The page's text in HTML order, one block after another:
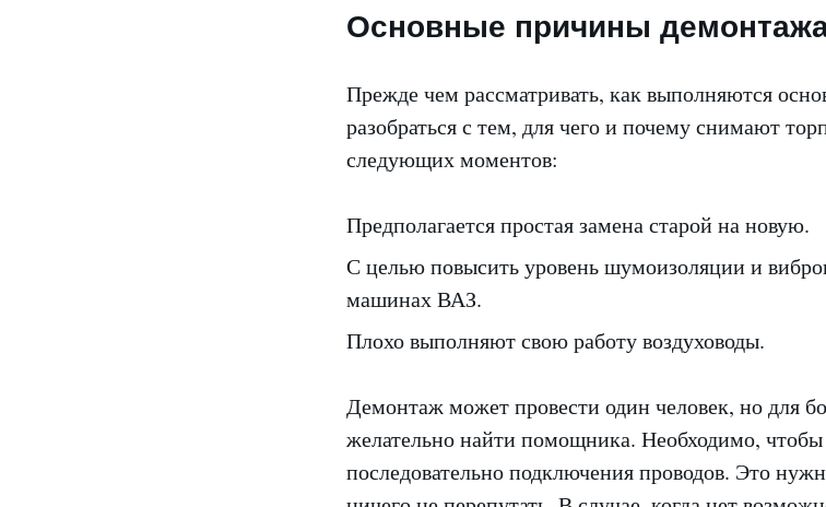
Основные причины
Прежде чем рассматривать, как выполняются
разобраться с тем, для чего и почему снимают
следующих моментов:
Предполагается простая замена старой на новую.
С целью повысить уровень шумоизоляции и
машинах ВАЗ.
Плохо выполняют свою работу воздуховоды.
Демонтаж может провести один человек, но для
желательно найти помощника. Необходимо,
последовательно подключения проводов. Это